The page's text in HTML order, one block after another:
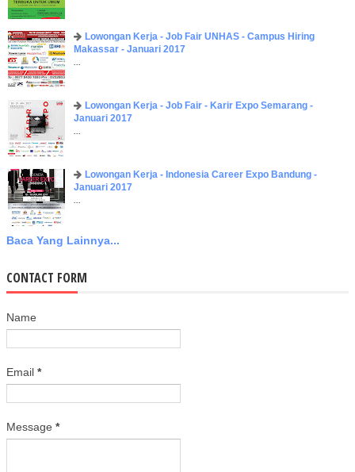
Lowongan Kerja - Job Fair UNHAS - Campus Hiring
Makassar - Januari 2017
...
Lowongan Kerja - Job Fair - Karir Expo Semarang -
Januari 2017
...
Lowongan Kerja - Indonesia Career Expo Bandung -
Januari 2017
...
Baca Yang Lainnya...
CONTACT FORM
Name
Email *
Message *